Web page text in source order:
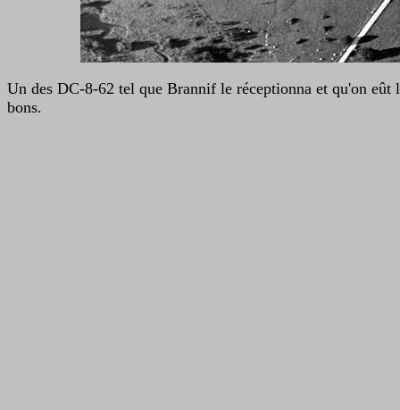
Un des DC-8-62 tel que Brannif le réceptionna et qu'on
bons.